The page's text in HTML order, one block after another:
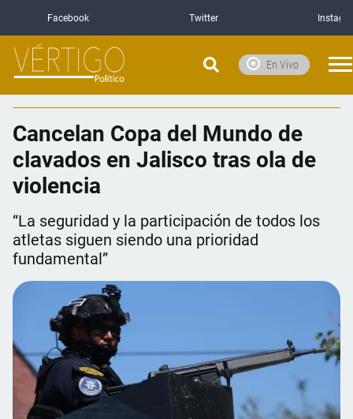
Facebook Twitter
En Vivo
Cancelan Copa del Mundo de
clavados en Jalisco tras ola de
violencia
“La seguridad y la participación de todos los
atletas siguen siendo una prioridad
fundamental”